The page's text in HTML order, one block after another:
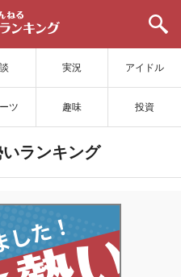
実況 アイドル
ツ 趣味 投資
を更新
いランキング